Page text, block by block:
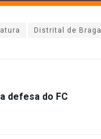
Distrital de Braga
defesa do FC